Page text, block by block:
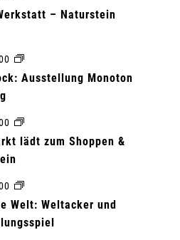
– Naturstein
Ausstellung Monoton
lädt zum Shoppen &
Welt: Weltacker und